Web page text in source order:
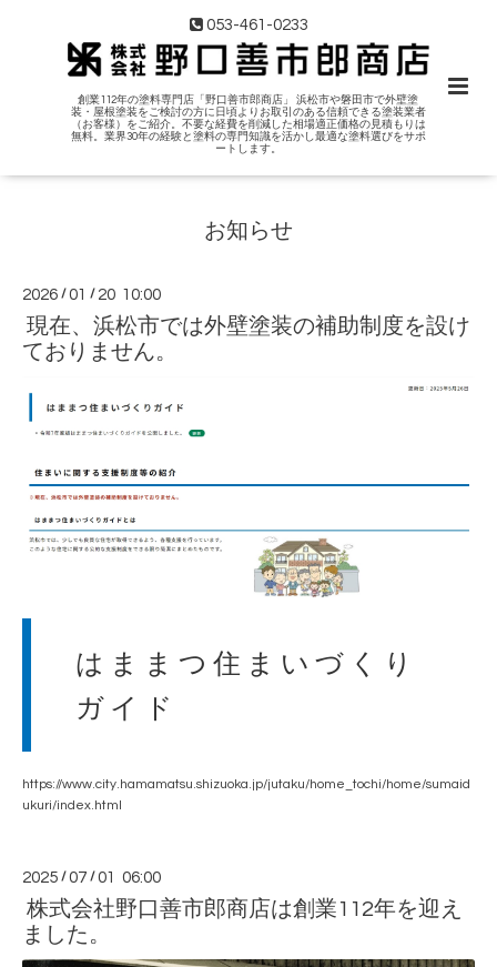
053-461-0233
創業112年の塗料専門店「野口善市郎商店」 浜松市や磐田市で外壁塗
装・屋根塗装をご検討の方に日頃よりお取引のある信頼できる塗装業者
（お客様）をご紹介。不要な経費を削減した相場適正価格の見積もりは
無料。業界30年の経験と塗料の専門知識を活かし最適な塗料選びをサポ
ートします。
お知らせ
2026 /01 / 20 10:00
現在、浜松市では外壁塗装の補助制度を設け
ておりません。
はままつ住まいづくり
ガイド
https://www.city.hamamatsu.shizuoka.jp/jutaku/home_tochi/home/sumaid
ukuri/index.html
2025 /07 /01 06:00
株式会社野口善市郎商店は創業112年を迎え
ました。